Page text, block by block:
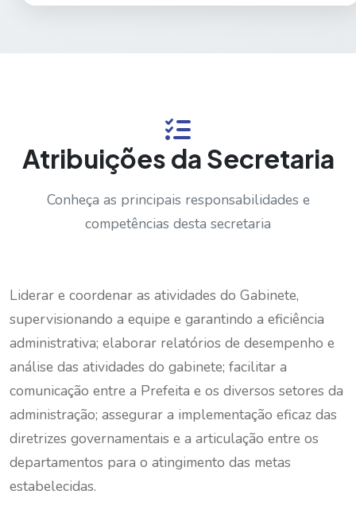
Atribuições da Secretaria
Conheça as principais responsabilidades e
competências desta secretaria
Liderar e coordenar as atividades do Gabinete,
supervisionando a equipe e garantindo a eficiência
administrativa; elaborar relatórios de desempenho e
análise das atividades do gabinete; facilitar a
comunicação entre a Prefeita e os diversos setores da
administração; assegurar a implementação eficaz das
diretrizes governamentais e a articulação entre os
departamentos para o atingimento das metas
estabelecidas.